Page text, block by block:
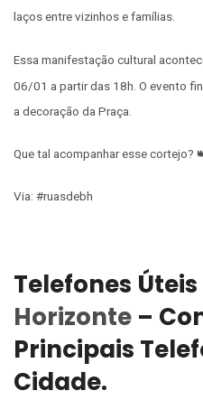
laços entre vizinhos e famílias.
Essa manifestação cultural
06/01 a partir das 18h. O evento
a decoração da Praça.
Que tal acompanhar esse cortejo?
Via: #ruasdebh
Telefones Úteis
Horizonte –
Principais
Cidade.